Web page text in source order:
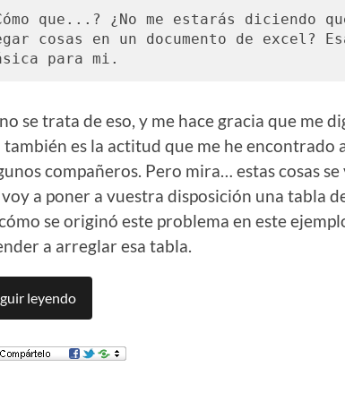
que...? ¿No me estarás diciendo
cosas en un documento de excel?
para mi.
se trata de eso, y me hace gracia que me
también es la actitud que me he
compañeros. Pero mira… estas cosas
a poner a vuestra disposición una tabla
se originó este problema en este
a arreglar esa tabla.
leyendo